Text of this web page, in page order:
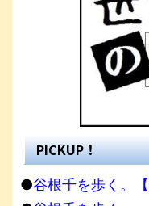
PICKUP！
●谷根千を歩く。【